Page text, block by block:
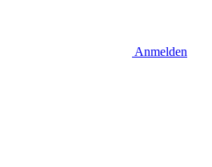
Anmelden